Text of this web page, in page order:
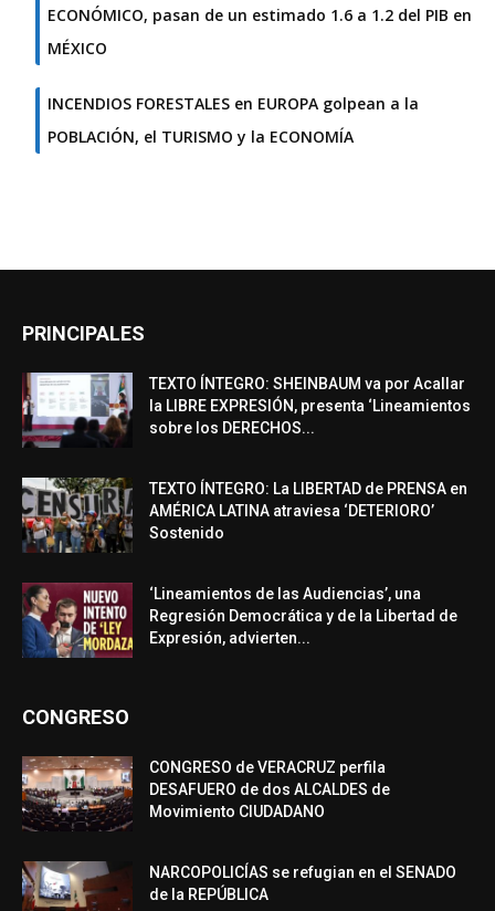
ECONÓMICO, pasan de un estimado 1.6 a 1.2 del PIB en
MÉXICO
INCENDIOS FORESTALES en EUROPA golpean a la
POBLACIÓN, el TURISMO y la ECONOMÍA
PRINCIPALES
TEXTO ÍNTEGRO: SHEINBAUM va por Acallar
la LIBRE EXPRESIÓN, presenta ‘Lineamientos
sobre los DERECHOS...
TEXTO ÍNTEGRO: La LIBERTAD de PRENSA en
AMÉRICA LATINA atraviesa ‘DETERIORO’
Sostenido
‘Lineamientos de las Audiencias’, una
Regresión Democrática y de la Libertad de
Expresión, advierten...
CONGRESO
CONGRESO de VERACRUZ perfila
DESAFUERO de dos ALCALDES de
Movimiento CIUDADANO
NARCOPOLICÍAS se refugian en el SENADO
de la REPÚBLICA